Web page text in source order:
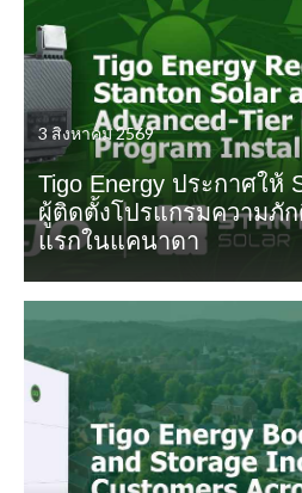
3 สิงหาคม 2569
Tigo Energy ประกาศให้
ผู้ติดตั้งโปรแกรมความภั
แรกในแคนาดา